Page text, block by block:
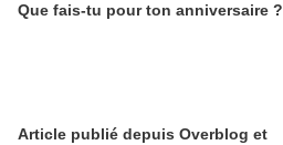
Que fais-tu pour ton anniversaire ?
Article publié depuis Overblog et